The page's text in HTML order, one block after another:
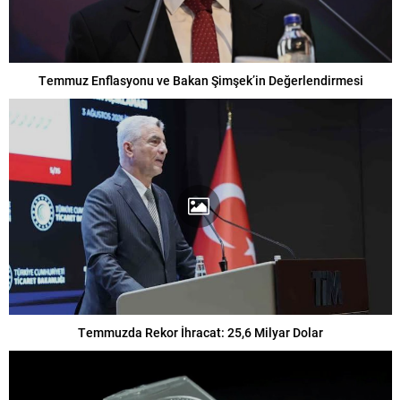
Temmuz Enflasyonu ve Bakan Şimşek’in Değerlendirmesi
Temmuzda Rekor İhracat: 25,6 Milyar Dolar